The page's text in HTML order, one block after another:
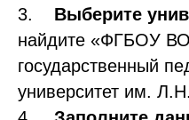
3. Выберите
найдите «ФГБОУ ВО
государственный
университет им.